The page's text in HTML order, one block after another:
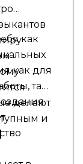
делают
и
как
как для
так